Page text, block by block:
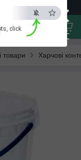
×
ESC
click
товари Харчові